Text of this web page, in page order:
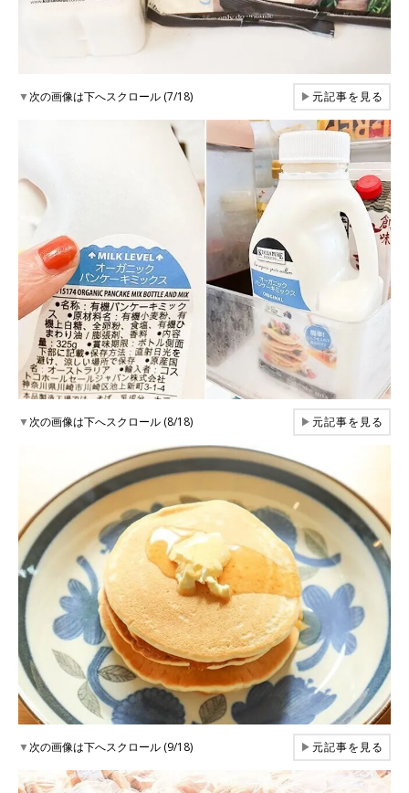
▼次の画像は下へスクロール (7/18) ▶元記事を見る
▼次の画像は下へスクロール (8/18) ▶元記事を見る
▼次の画像は下へスクロール (9/18) ▶元記事を見る